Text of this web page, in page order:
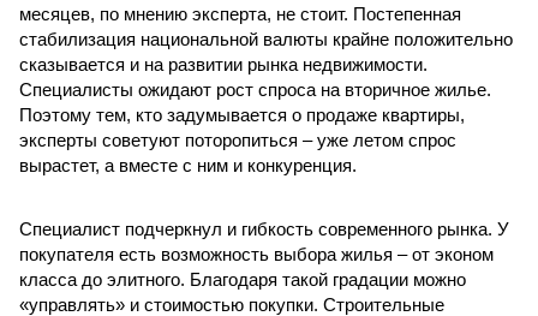
месяцев, по мнению эксперта, не стоит. Постепенная
стабилизация национальной валюты крайне положительно
сказывается и на развитии рынка недвижимости.
Специалисты ожидают рост спроса на вторичное жилье.
Поэтому тем, кто задумывается о продаже квартиры,
эксперты советуют поторопиться – уже летом спрос
вырастет, а вместе с ним и конкуренция.
Специалист подчеркнул и гибкость современного рынка. У
покупателя есть возможность выбора жилья – от эконом
класса до элитного. Благодаря такой градации можно
«управлять» и стоимостью покупки. Строительные